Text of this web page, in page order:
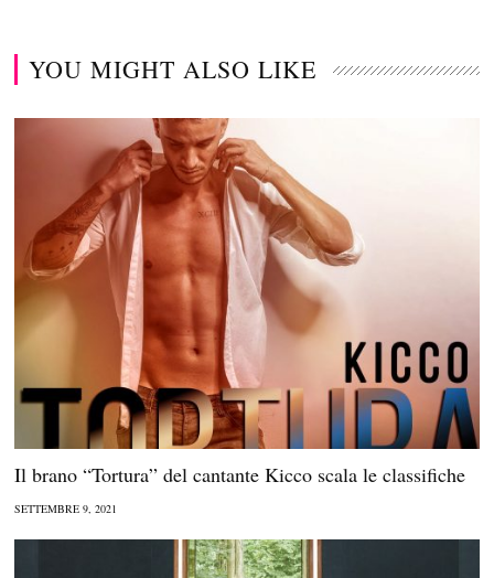
YOU MIGHT ALSO LIKE
Il brano “Tortura” del cantante Kicco scala le classifiche
SETTEMBRE 9, 2021